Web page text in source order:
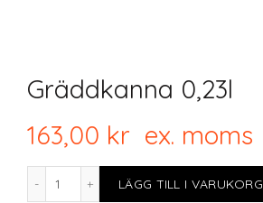
Gräddkanna 0,23l
163,00 kr ex. moms
Gräddkanna 0,23l mängd
LÄGG TILL I VARUKORG